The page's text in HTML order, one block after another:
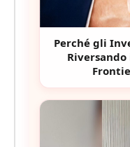
Perché gli